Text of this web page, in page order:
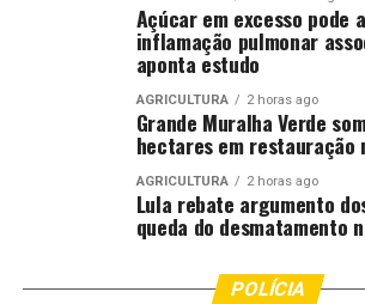
Exposição em Petrópolis marca 200
de D. Pedro II
Açúcar em excesso pode
inflamação pulmonar
aponta estudo
AGRICULTURA 2 horas ago
Grande Muralha Verde
hectares em restauração
AGRICULTURA 2 horas ago
Lula rebate argumento
queda do desmatamento
POLÍCIA